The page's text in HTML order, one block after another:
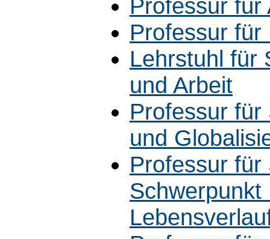
Professur für
Professur für
Lehrstuhl für
und Arbeit
Professur für
und
Professur für
Schwerpunkt